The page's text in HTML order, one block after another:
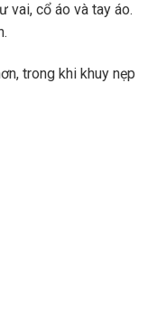
vai, cổ áo và tay áo.
trong khi khuy nẹp